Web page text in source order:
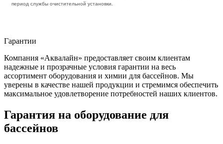
период службы очистительной установки.
Гарантии
Компания «Аквалайн» предоставляет своим клиентам
надежные и прозрачные условия гарантии на весь
ассортимент оборудования и химии для бассейнов. Мы
уверены в качестве нашей продукции и стремимся обеспечить
максимальное удовлетворение потребностей наших клиентов.
Гарантия на оборудование для
бассейнов